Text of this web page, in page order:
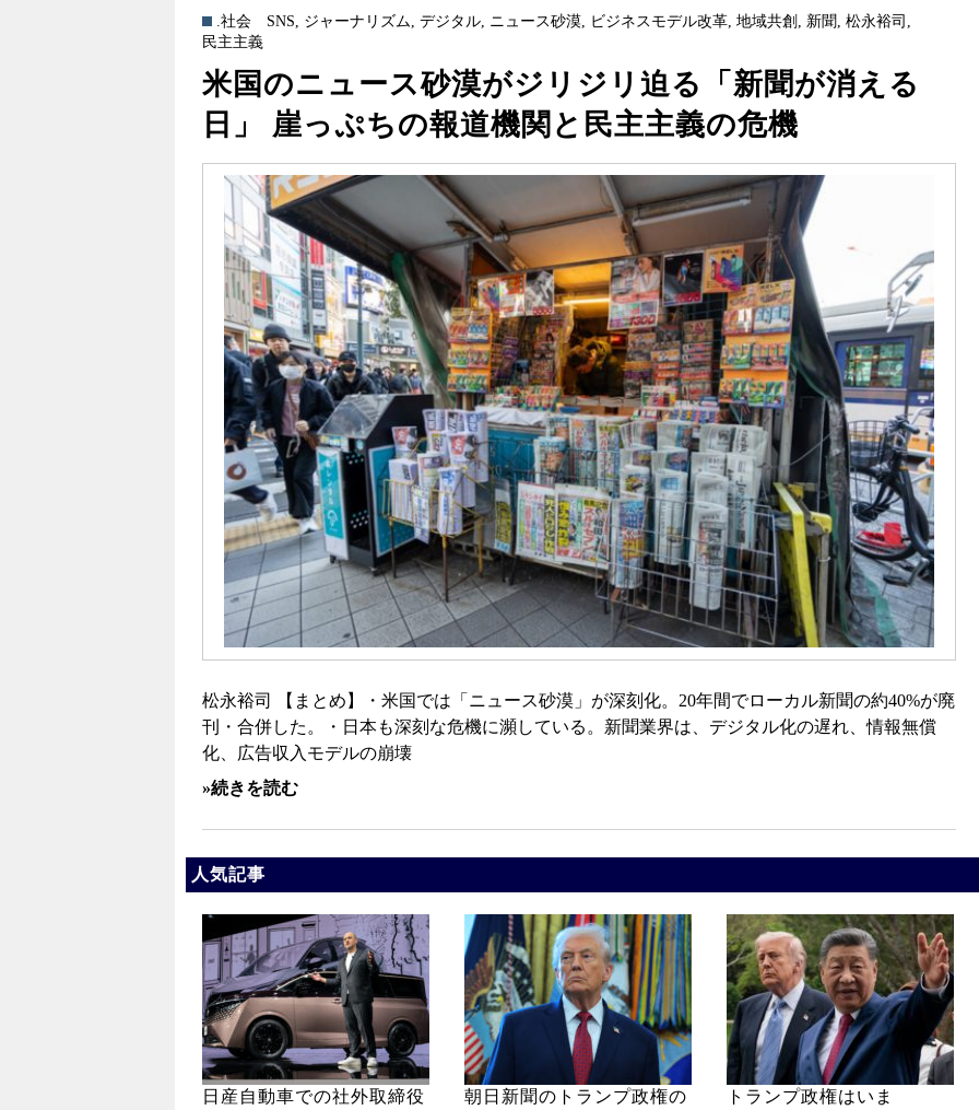
.社会
SNS, ジャーナリズム,デジタル, ニュース砂漠, ビジネスモデル改革,地域共創 , 新聞,松永裕司 ,
民主主義
米国のニュース砂漠がジリジリ迫る「新聞が消える
日」 崖っぷちの報道機関と民主主義の危機
松永裕司 【まとめ】・米国では「ニュース砂漠」が深刻化。20年間でローカル新聞の約40%が廃
刊・合併した。・日本も深刻な危機に瀕している。新聞業界は、デジタル化の遅れ、情報無償
化、広告収入モデルの崩壊
»続きを読む
人気記事
日産自動車での社外取締役
朝日新聞のトランプ政権の
トランプ政権はいま